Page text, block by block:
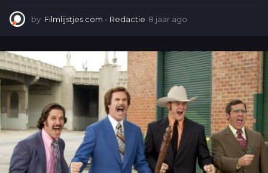
by Filmlijstjes.com - Redactie 8 jaar ago
a
r
a
g
o